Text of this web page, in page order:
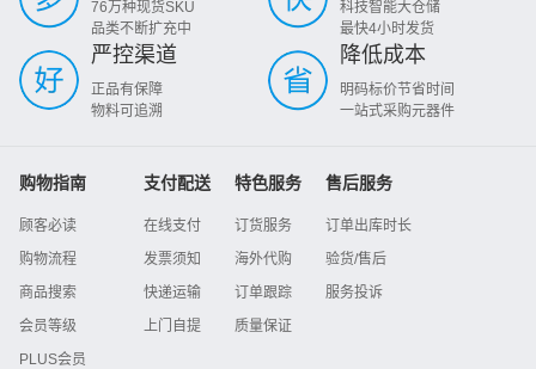
76万种现货SKU
品类不断扩充中
科技智能大仓储
最快4小时发货
严控渠道
正品有保障
物料可追溯
降低成本
明码标价节省时间
一站式采购元器件
购物指南
顾客必读
购物流程
商品搜索
会员等级
PLUS会员
支付配送
在线支付
发票须知
快递运输
上门自提
特色服务
订货服务
海外代购
订单跟踪
质量保证
售后服务
订单出库时长
验货/售后
服务投诉